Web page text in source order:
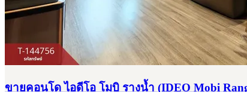
ขายคอนโด ไอดีโอ โมบิ รางน้ำ (IDEO Mobi